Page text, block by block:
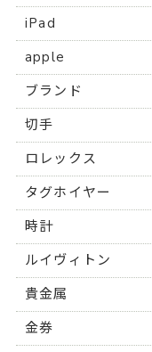
iPad
apple
ブランド
切手
ロレックス
タグホイヤー
時計
ルイヴィトン
貴金属
金券